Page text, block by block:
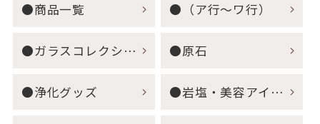
●商品一覧 ●（ア行～ワ行）
●ガラスコレクション ●原石
●浄化グッズ ●岩塩・美容アイテム